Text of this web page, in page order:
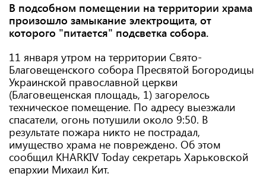
В подсобном помещении на территории храма
произошло замыкание электрощита, от
которого "питается" подсветка собора.
11 января утром на территории Свято-
Благовещенского собора Пресвятой Богородицы
Украинской православной церкви
(Благовещенская площадь, 1) загорелось
техническое помещение. По адресу выезжали
спасатели, огонь потушили около 9:50. В
результате пожара никто не пострадал,
имущество храма не повреждено. Об этом
сообщил KHARKIV Today секретарь Харьковской
епархии Михаил Кит.